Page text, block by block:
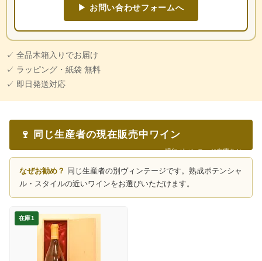
▶ お問い合わせフォームへ
✓ 全品木箱入りでお届け
✓ ラッピング・紙袋 無料
✓ 即日発送対応
🍷 同じ生産者の現在販売中ワイン
現行ヴィンテージ在庫あり
なぜお勧め？ 同じ生産者の別ヴィンテージです。熟成ポテンシャ
ル・スタイルの近いワインをお選びいただけます。
在庫1